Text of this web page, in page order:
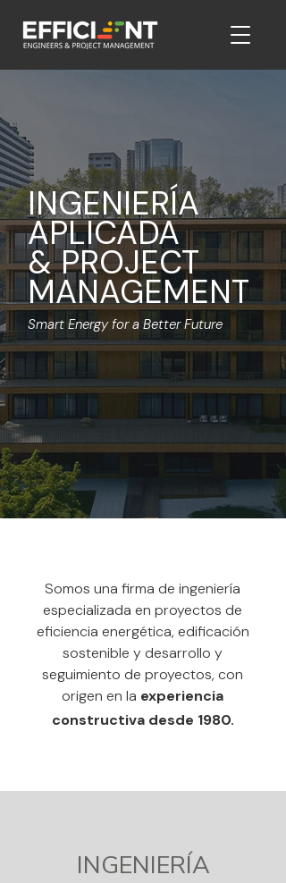
INGENIERÍA
APLICADA
&PROJECT
MANAGEMENT
Smart Energy for a Better Future
Somos una firma de ingeniería
especializada en proyectos de
eficiencia energética, edificación
sostenible y desarrollo y
seguimiento de proyectos, con
origen en la experiencia
constructiva desde 1980.
INGENIERÍA